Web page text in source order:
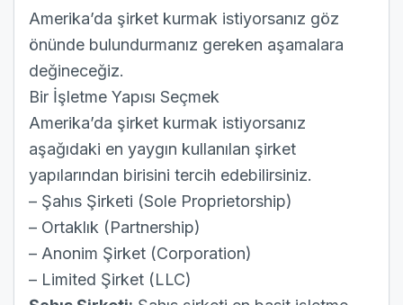
Amerika’da şirket kurmak istiyorsanız göz
önünde bulundurmanız gereken aşamalara
değineceğiz.
Bir İşletme Yapısı Seçmek
Amerika’da şirket kurmak istiyorsanız
aşağıdaki en yaygın kullanılan şirket
yapılarından birisini tercih edebilirsiniz.
– Şahıs Şirketi (Sole Proprietorship)
– Ortaklık (Partnership)
– Anonim Şirket (Corporation)
– Limited Şirket (LLC)